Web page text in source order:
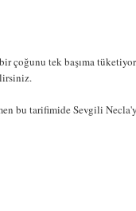
çoğunu tek başıma
bu tarifimide Sevgili